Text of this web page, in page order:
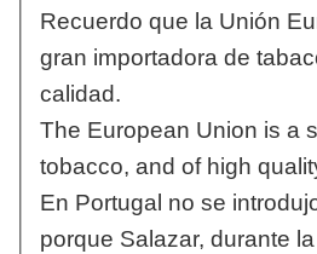
Recuerdo que la Unión
gran importadora de
calidad.
The European Union is a
tobacco, and of high
En Portugal no se
porque Salazar, durante